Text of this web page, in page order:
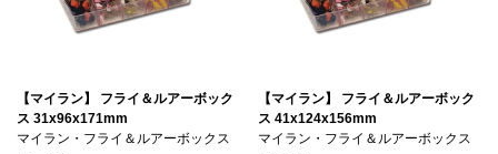
【マイラン】 フライ＆ルアーボック
ス 31x96x171mm
マイラン・フライ＆ルアーボックス
【マイラン】 フライ＆ルアーボック
ス 41x124x156mm
マイラン・フライ＆ルアーボックス